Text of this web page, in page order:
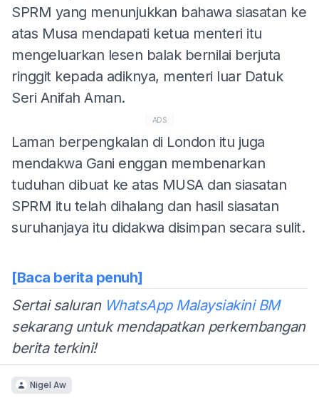
SPRM yang menunjukkan bahawa siasatan ke
atas Musa mendapati ketua menteri itu
mengeluarkan lesen balak bernilai berjuta
ringgit kepada adiknya, menteri luar Datuk
Seri Anifah Aman.
ADS
Laman berpengkalan di London itu juga
mendakwa Gani enggan membenarkan
tuduhan dibuat ke atas MUSA dan siasatan
SPRM itu telah dihalang dan hasil siasatan
suruhanjaya itu didakwa disimpan secara sulit.
[Baca berita penuh]
Sertai saluran WhatsApp Malaysiakini BM
sekarang untuk mendapatkan perkembangan
berita terkini!
Nigel Aw